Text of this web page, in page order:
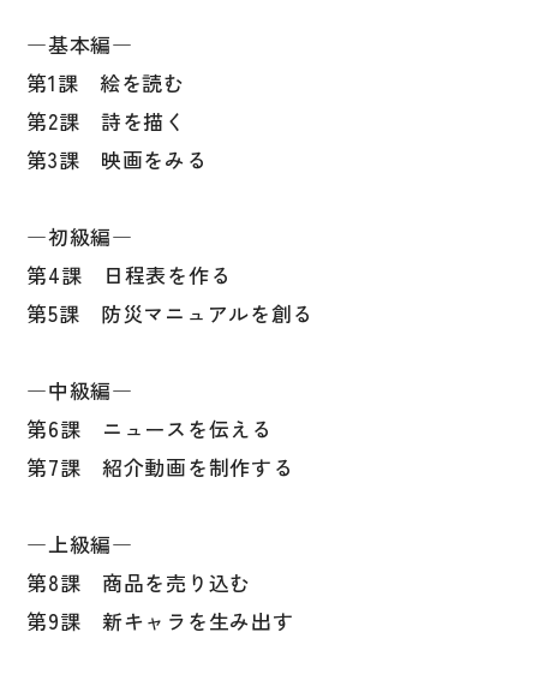
中国語辞典
ドイツ語辞典
ポルトガル語辞典
各国語辞典
国語辞典
語学・文法辞典
表現・用字用語辞典
比較文化辞典
日本語教授法
教室活動参考書
―基本編―
第1課 絵を読む
第2課 詩を描く
第3課 映画をみる
―初級編―
第4課 日程表を作る
第5課 防災マニュアルを創る
―中級編―
第6課 ニュースを伝える
第7課 紹介動画を制作する
―上級編―
第8課 商品を売り込む
第9課 新キャラを生み出す